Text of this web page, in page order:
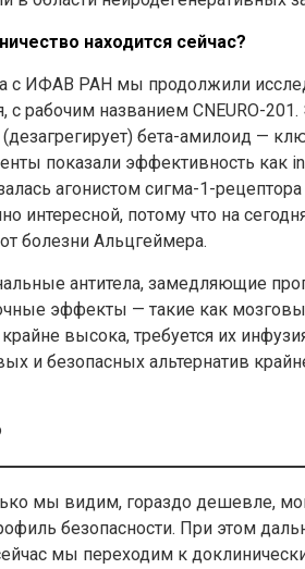
находится сейчас?
с ИФАВ РАН мы продолжили
с рабочим названием CNEURO-
бета-амилоид —
показали эффективность как
агонистом сигма-1-
интересной, потому что на
болезни Альцгеймера.
антитела, замедляющие
эффекты — такие как
высока, требуется их
и безопасных альтернатив
мы видим, гораздо дешевле,
безопасности. При этом
мы переходим к